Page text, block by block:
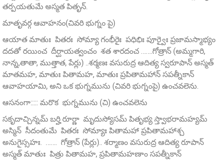
తర్పయతుమే అస్మత పితృన్‌.
మాతృవర్గ ఆవాహనం(చివరి భుగ్నం పై)
ఆయాత మాతుః పితరః సోమ్యా గంభీరైః పధిభిః పూర్వైః ప్రజామస్మాభ్యం
దదతో రయించ దీర్ఘాయత్వంచం శత శారదంచ …….గోత్రాన్‌ (అమ్మగారి,
నాన్న,తాతా, ముత్తాత, పేర్లు) ..శర్మణః వసురుద్ర ఆదిత్య స్వరూపాన్‌ అస్మత్‌
మాతమహ, మాతుః పితామహ, మాతుః ప్రపితామహాన్ సపత్నీకాన్
ఆవాహయామి, అని ఒక భుగ్నమును (చివరి భుగ్నంపై) ఉంచవలెను.
ఆసనంగా::::: మరొక భుగ్నమును (చి) ఉంచవలెను
సకృదాచ్చిన్నమ్‌ బర్హి రూర్ణా మృదుస్యోసమ్‌ పితృభ్య స్త్వాభరామహ్యమ్‌
అస్మిన్ సీదంతుమే పితరః సోమ్యాః పితామహా ప్రపితామహాశ్చ
అనుగైస్సహః. ……. గోత్రాన్ (పేర్లు).. శర్మాణం వసురుద్ర ఆదిత్య రూపాన్‌
అస్మత్‌ మాతుః పిత్రు పితామహ, ప్రపితామహణాం సపత్నీకాన్